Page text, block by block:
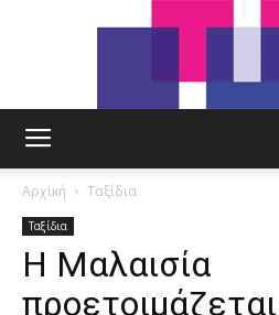
Αρχική Ταξίδια
Ταξίδια
Η Μαλαισία